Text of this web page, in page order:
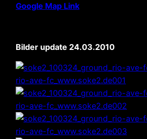
Google Map Link
Bilder update 24.03.2010